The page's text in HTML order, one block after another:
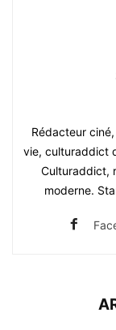
Rédacteur
vie, culturaddict
Culturaddict,
moderne.